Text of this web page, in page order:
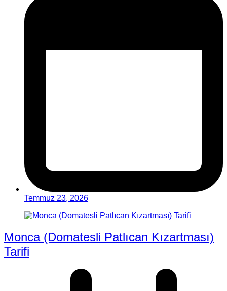
Temmuz 23, 2026
Monca (Domatesli Patlıcan Kızartması)
Tarifi